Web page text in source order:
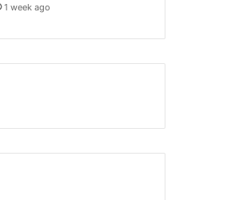
1 week ago